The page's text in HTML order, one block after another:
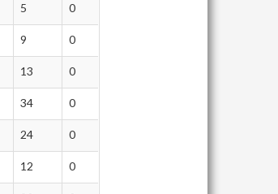
5 0
9 0
13 0
34 0
24 0
12 0